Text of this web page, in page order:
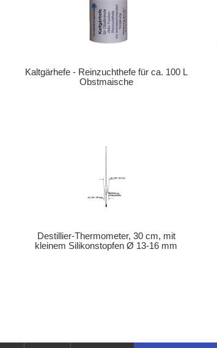
Kaltgärhefe - Reinzuchthefe für ca. 100 L
Obstmaische
Destillier-Thermometer, 30 cm, mit
kleinem Silikonstopfen Ø 13-16 mm